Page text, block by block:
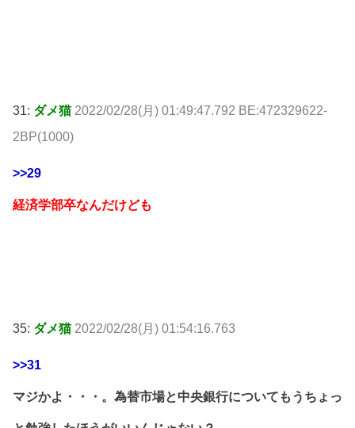
31: ダメ猫 2022/02/28(月) 01:49:47.792 BE:472329622-
2BP(1000)
>>29
経済学部卒なんだけども
35: ダメ猫 2022/02/28(月) 01:54:16.763
>>31
マジかよ・・・。為替市場と中央銀行についてもうちょっ